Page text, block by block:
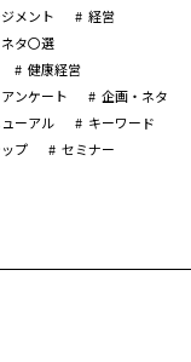
メント
経営
ネタ〇選
健康経営
アンケート
企画・ネタ
ーアル
キーワード
プ
セミナー